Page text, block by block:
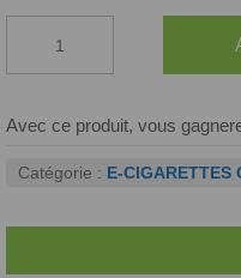
E-
CBD
10%
Avec ce produit, vous
Catégorie : E-CIGARETTES